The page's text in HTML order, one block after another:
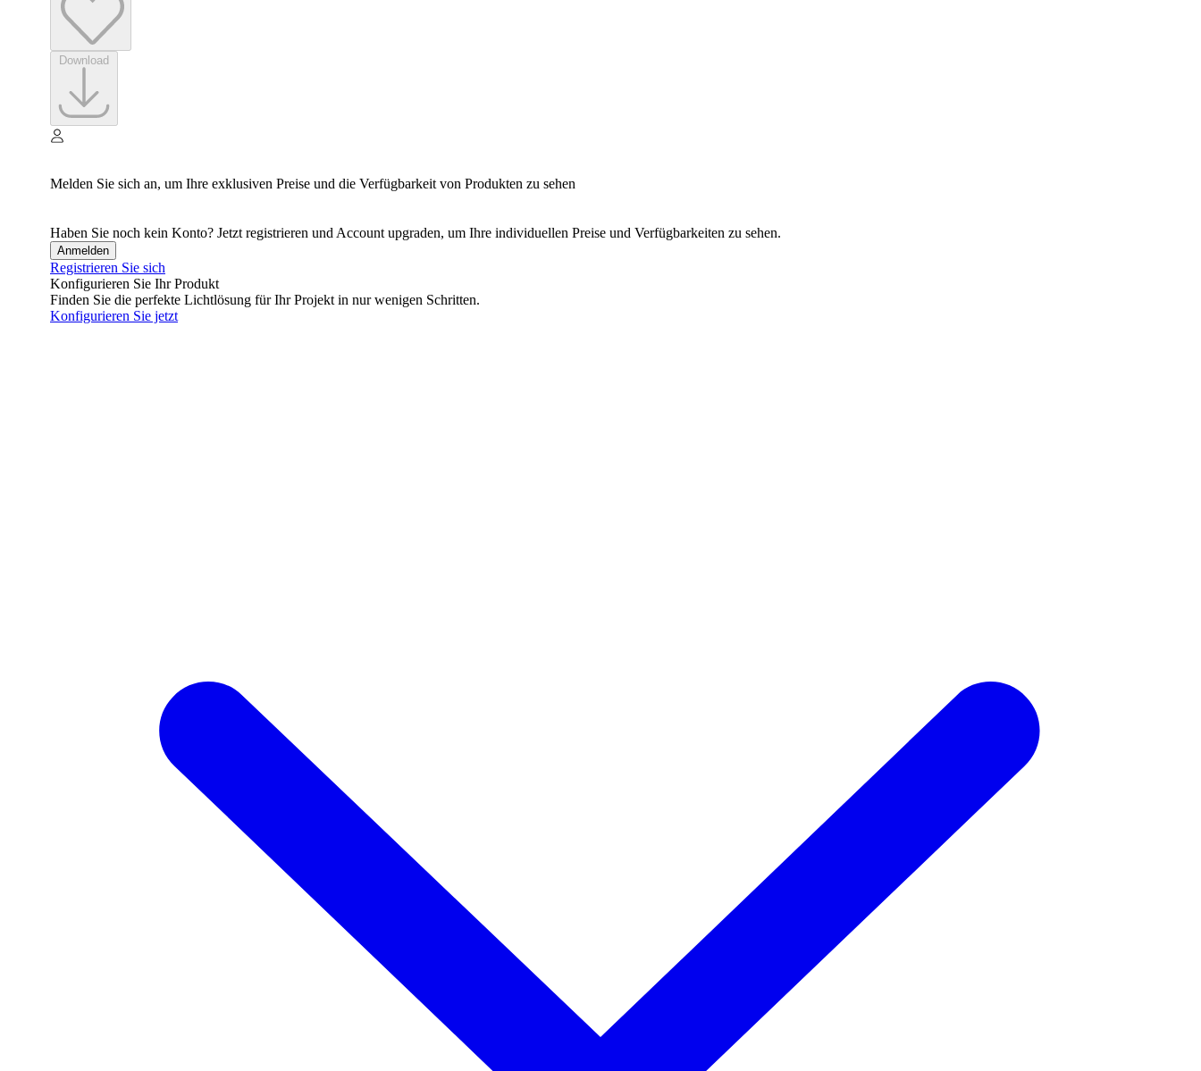
Melden Sie sich an, um Ihre exklusiven Preise und die Verfügbarkeit von Produkten zu sehen
Haben Sie noch kein Konto? Jetzt registrieren und Account upgraden, um Ihre individuellen Preise und Verfügbarkeiten zu sehen.
Anmelden
Registrieren Sie sich
Konfigurieren Sie Ihr Produkt
Finden Sie die perfekte Lichtlösung für Ihr Projekt in nur wenigen Schritten.
Konfigurieren Sie jetzt